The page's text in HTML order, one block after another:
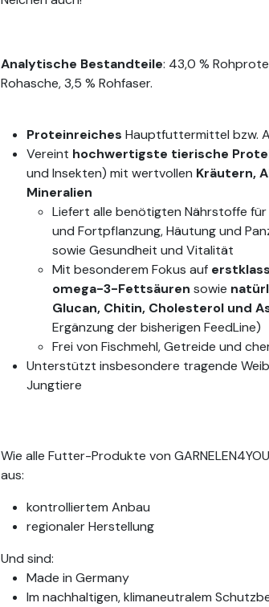
Analytische Bestandteile: 43,0 %
Rohasche, 3,5 % Rohfaser.
Proteinreiches Hauptfuttermittel bzw.
Vereint hochwertigste tierische
und Insekten) mit wertvollen Kräutern,
Mineralien
Liefert alle benötigten Nährstoffe
und Fortpflanzung, Häutung und
sowie Gesundheit und Vitalität
Mit besonderem Fokus auf
omega-3-Fettsäuren sowie
Glucan, Chitin, Cholesterol und
Ergänzung der bisherigen FeedLine)
Frei von Fischmehl, Getreide und
Unterstützt insbesondere tragende
Jungtiere
Wie alle Futter-Produkte von
aus:
kontrolliertem Anbau
regionaler Herstellung
Und sind:
Made in Germany
Im nachhaltigen, klimaneutralem